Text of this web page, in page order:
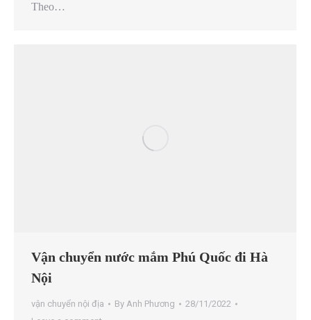
Theo…
Vận chuyển nước mắm Phú Quốc đi Hà
Nội
vận chuyển nội địa By Anh Phương
28/11/2022